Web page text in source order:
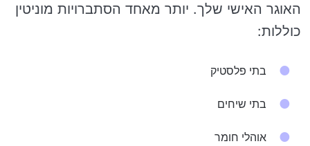
האוגר האישי שלך. יותר מאחד הסתברויות מוניטין
כוללות:
בתי פלסטיק
בתי שיחים
אוהלי חומר